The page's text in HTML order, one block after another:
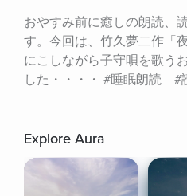
おやすみ前に癒しの朗読、
す。今回は、竹久夢二作「
にこしながら子守唄を歌う
した・・・・ #睡眠朗読　#
Explore Aura